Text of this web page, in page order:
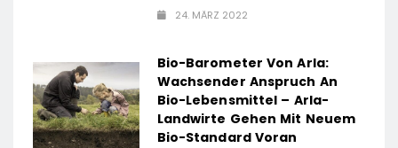
24. MÄRZ 2022
Bio-Barometer Von Arla:
Wachsender Anspruch An
Bio-Lebensmittel – Arla-
Landwirte Gehen Mit Neuem
Bio-Standard Voran